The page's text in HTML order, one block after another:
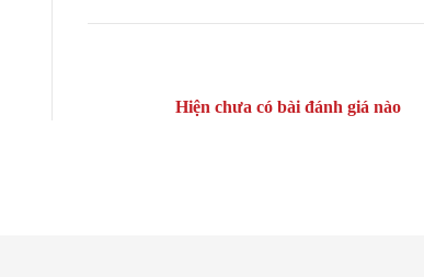
Hiện chưa có bài đánh giá nào